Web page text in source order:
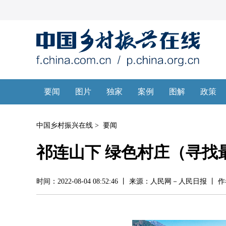
中国乡村振兴在线 > 要闻
祁连山下 绿色村庄（寻找
时间：2022-08-04 08:52:46 丨 来源：人民网－人民日报 丨